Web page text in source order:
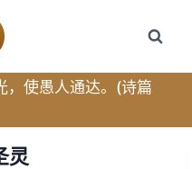
，使愚人通达。(诗篇
灵